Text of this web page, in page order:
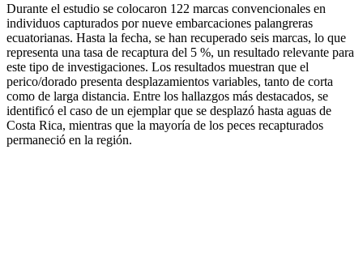
Durante el estudio se colocaron 122 marcas convencionales en
individuos capturados por nueve embarcaciones palangreras
ecuatorianas. Hasta la fecha, se han recuperado seis marcas, lo que
representa una tasa de recaptura del 5 %, un resultado relevante para
este tipo de investigaciones. Los resultados muestran que el
perico/dorado presenta desplazamientos variables, tanto de corta
como de larga distancia. Entre los hallazgos más destacados, se
identificó el caso de un ejemplar que se desplazó hasta aguas de
Costa Rica, mientras que la mayoría de los peces recapturados
permaneció en la región.